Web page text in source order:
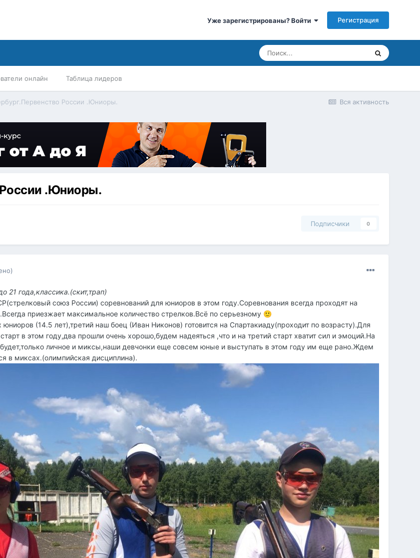
Уже зарегистрированы? Войти Регистрация
онлайн Таблица лидеров
Вся активность
России .Юниоры.
России .Юниоры.
Подписчики 0
21 года,классика.(скит,трап)
союз России) соревнований для юниоров в этом году.Соревнования всегда проходят на
приезжает максимальное количество стрелков.Всё по серьезному 🙂
(14.5 лет),третий наш боец (Иван Никонов) готовится на Спартакиаду(проходит по возрасту).Для
в этом году,два прошли очень хорошо,будем надеяться ,что и на третий старт хватит сил и эмоций.На
личное и миксы,наши девчонки еще совсем юные и выступать в этом году им еще рано.Ждем
в миксах.(олимпийская дисциплина).